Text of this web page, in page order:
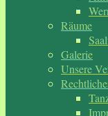
Räume
Galerie
Unsere